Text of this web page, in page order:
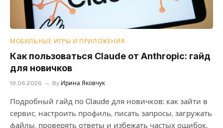
МОБИЛЬНЫЕ ИГРЫ И ПРИЛОЖЕНИЯ
Как пользоваться Claude от Anthropic: гайд
для новичков
19.06.2026 By Ирина Яковчук
Подробный гайд по Claude для новичков: как зайти в
сервис, настроить профиль, писать запросы, загружать
файлы, проверять ответы и избежать частых ошибок.